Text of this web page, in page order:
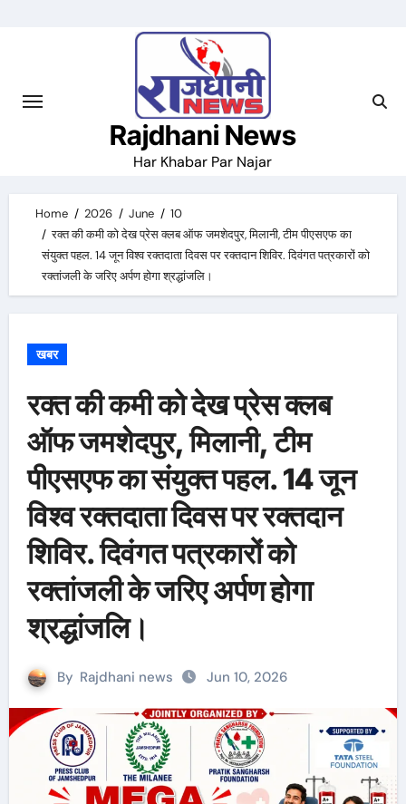
Rajdhani News
Har Khabar Par Najar
Home 2026 June
10
रक्त की कमी को देख प्रेस क्लब ऑफ जमशेदपुर, मिलानी, टीम पीएसएफ का
संयुक्त पहल. 14 जून विश्व रक्तदाता दिवस पर रक्तदान शिविर. दिवंगत पत्रकारों को
रक्तांजली के जरिए अर्पण होगा श्रद्धांजलि।
खबर
रक्त की कमी को देख प्रेस क्लब
ऑफ जमशेदपुर, मिलानी, टीम
पीएसएफ का संयुक्त पहल. 14 जून
विश्व रक्तदाता दिवस पर रक्तदान
शिविर. दिवंगत पत्रकारों को
रक्तांजली के जरिए अर्पण होगा
श्रद्धांजलि।
By Rajdhani news Jun 10, 2026